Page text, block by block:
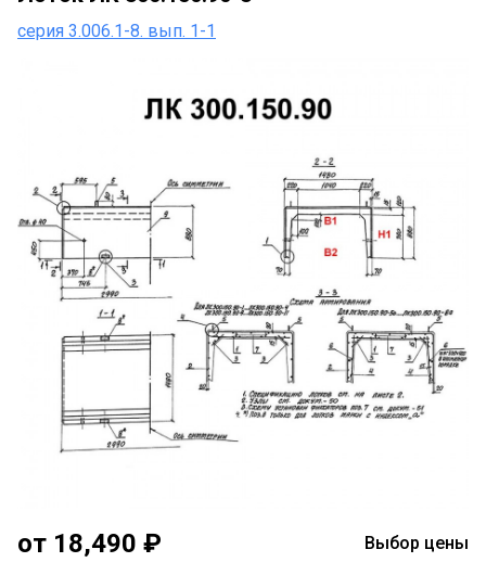
серия 3.006.1-8. вып. 1-1
от 18,490 ₽ Выбор цены